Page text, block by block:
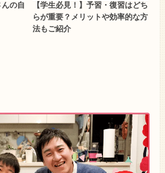
んの自
【学生必見！】予習・復習はどち
らが重要？メリットや効率的な方
法もご紹介